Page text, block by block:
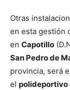
Otras
en esta gestión
en Capotillo
San Pedro de
provincia, será
el polideportivo